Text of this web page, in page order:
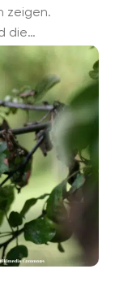
zeigen.
die